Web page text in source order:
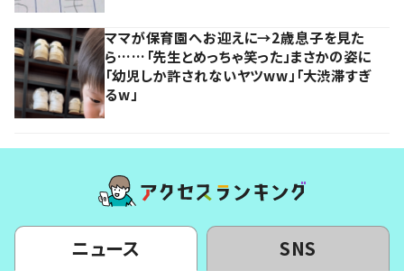
ママが保育園へお迎えに→2歳息子を見た
ら……「先生とめっちゃ笑った」まさかの姿に
「幼児しか許されないヤツww」「大渋滞すぎ
るw」
ニュース SNS